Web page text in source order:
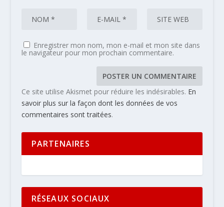
Enregistrer mon nom, mon e-mail et mon site dans
le navigateur pour mon prochain commentaire.
Ce site utilise Akismet pour réduire les indésirables. En
savoir plus sur la façon dont les données de vos
commentaires sont traitées.
PARTENAIRES
RÉSEAUX SOCIAUX